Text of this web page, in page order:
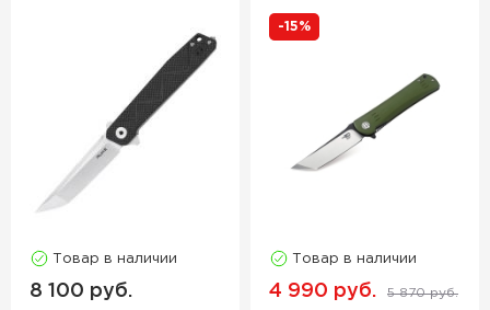
Товар в наличии
8 100 руб.
-15%
Товар в наличии
4 990 руб. 5 870 руб.